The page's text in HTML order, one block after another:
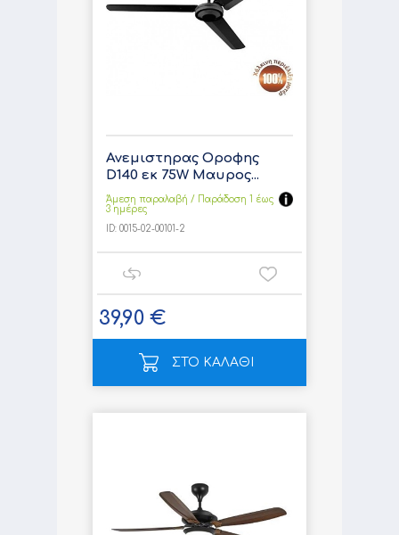
Ανεμιστηρας Οροφης
D140 εκ 75W Mαυρος...
Άμεση παραλαβή / Παράδoση 1 έως
3 ημέρες
ID: 0015-02-00101-2
39,90 €
ΣΤΟ ΚΑΛΑΘΙ